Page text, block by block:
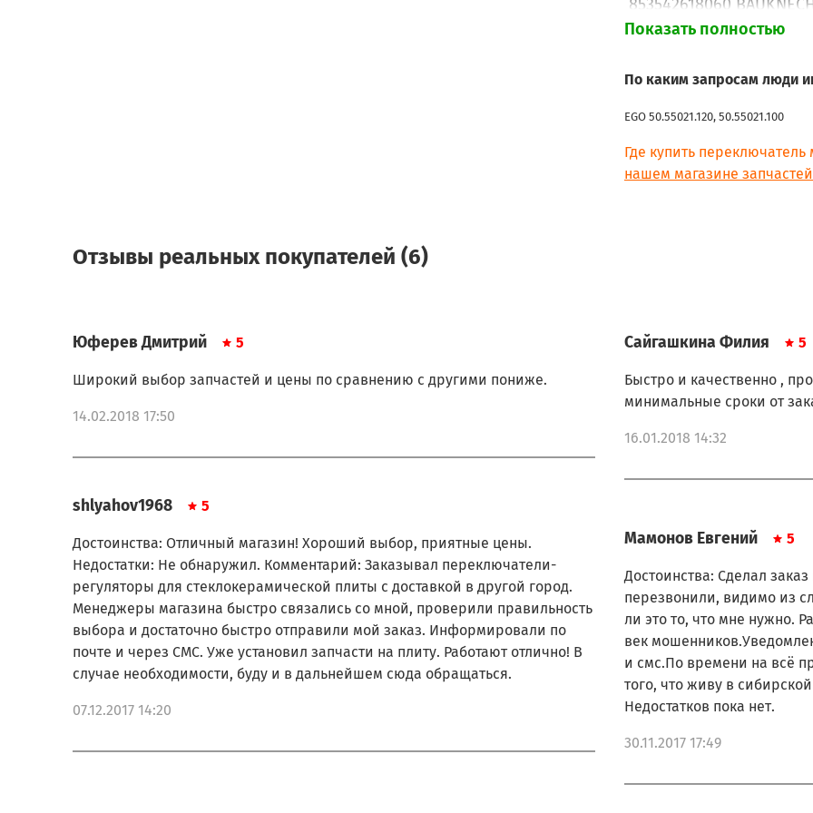
853542618060
853542618070
854130101050
854130101070
854130101110
854130101120
855622101030
855622301000
855622301010
855622301030
855622701000
855631018010
855631018020
855633018000
855633018010
855635918000
855635918010
855636018010
855636018020
859960016201
859960016204
857434510000
Показать полностью
По каким запросам люди
EGO 50.55021.120, 50.55021.100
Где купить
нашем магазине
Отзывы реальных покупателей (6)
Юферев Дмитрий 5
Широкий выбор запчастей и цены по сравнению с другими пониже.
14.02.2018 17:50
Сайгашкина Филия 5
Быстро и качественно ,
минимальные сроки от
16.01.2018 14:32
shlyahov1968 5
Достоинства: Отличный магазин! Хороший выбор, приятные цены.
Недостатки: Не обнаружил. Комментарий: Заказывал переключатели-
регуляторы для стеклокерамической плиты с доставкой в другой город.
Менеджеры магазина быстро связались со мной, проверили правильность
выбора и достаточно быстро отправили мой заказ. Информировали по
почте и через СМС. Уже установил запчасти на плиту. Работают отлично! В
случае необходимости, буду и в дальнейшем сюда обращаться.
07.12.2017 14:20
Мамонов Евгений 5
Достоинства: Сделал
перезвонили, видимо из
ли это то, что мне нужно.
век
и смс.По времени на всё
того, что живу в
Недостатков пока нет.
30.11.2017 17:49